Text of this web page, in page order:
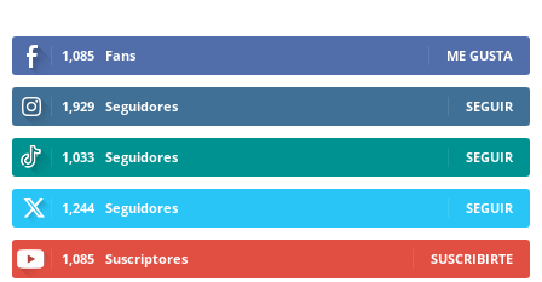
1,085 Fans ME GUSTA
1,929 Seguidores SEGUIR
1,033 Seguidores SEGUIR
1,244 Seguidores SEGUIR
1,085 Suscriptores SUSCRIBIRTE